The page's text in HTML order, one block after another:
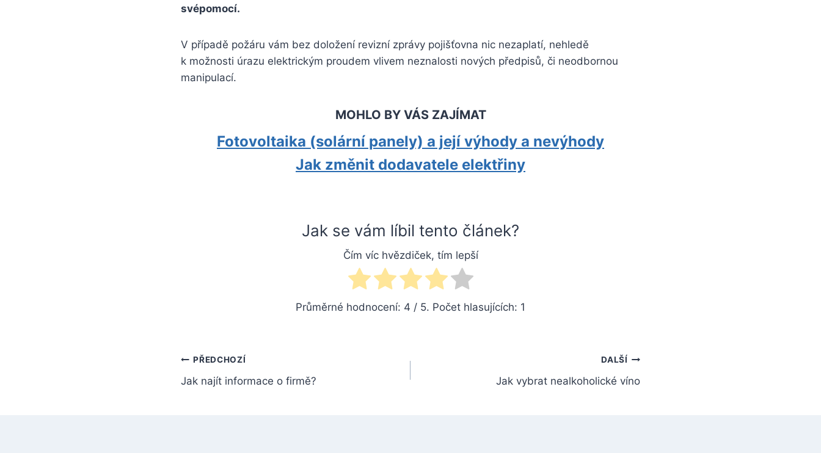
svépomocí.
V případě požáru vám bez doložení revizní zprávy pojišťovna nic nezaplatí, nehledě
k možnosti úrazu elektrickým proudem vlivem neznalosti nových předpisů, či neodbornou
manipulací.
MOHLO BY VÁS ZAJÍMAT
Fotovoltaika (solární panely) a její výhody a nevýhody
Jak změnit dodavatele elektřiny
Jak se vám líbil tento článek?
Čím víc hvězdiček, tím lepší
Průměrné hodnocení: 4 / 5. Počet hlasujících: 1
Navigace
pro
PŘEDCHOZÍ
Jak najít informace o firmě?
DALŠÍ
Jak vybrat nealkoholické víno